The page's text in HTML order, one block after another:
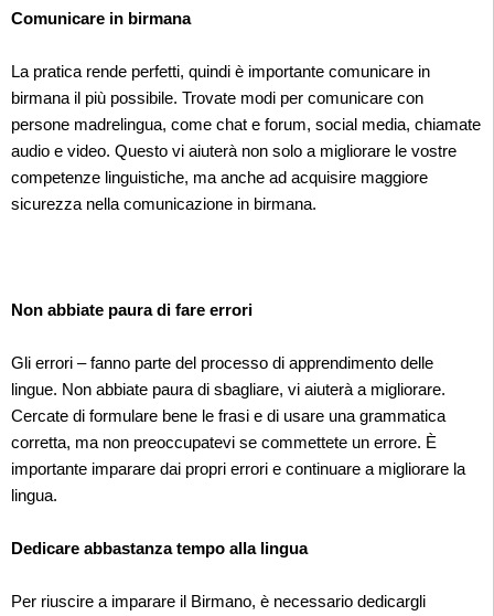
Comunicare in birmana
La pratica rende perfetti, quindi è importante comunicare in
birmana il più possibile. Trovate modi per comunicare con
persone madrelingua, come chat e forum, social media, chiamate
audio e video. Questo vi aiuterà non solo a migliorare le vostre
competenze linguistiche, ma anche ad acquisire maggiore
sicurezza nella comunicazione in birmana.
Non abbiate paura di fare errori
Gli errori – fanno parte del processo di apprendimento delle
lingue. Non abbiate paura di sbagliare, vi aiuterà a migliorare.
Cercate di formulare bene le frasi e di usare una grammatica
corretta, ma non preoccupatevi se commettete un errore. È
importante imparare dai propri errori e continuare a migliorare la
lingua.
Dedicare abbastanza tempo alla lingua
Per riuscire a imparare il Birmano, è necessario dedicargli